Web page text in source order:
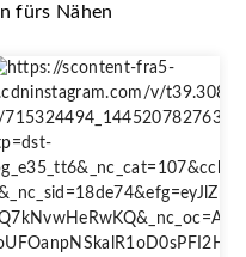
fürs Nähen